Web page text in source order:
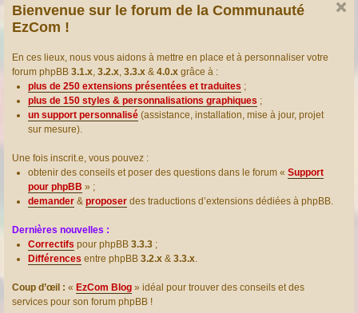
er
Bienvenue sur le forum de la Communauté
EzCom !
En ces lieux, nous vous aidons à mettre en place et à personnaliser votre
forum phpBB 3.1.x, 3.2.x, 3.3.x & 4.0.x grâce à :
plus de 250 extensions présentées et traduites ;
plus de 150 styles & personnalisations graphiques ;
un support personnalisé (assistance, installation, mise à jour, projet
sur mesure).
Une fois inscrit.e, vous pouvez :
obtenir des conseils et poser des questions dans le forum « Support
pour phpBB » ;
demander & proposer des traductions d’extensions dédiées à phpBB.
Dernières nouvelles :
Correctifs pour phpBB 3.3.3 ;
Différences entre phpBB 3.2.x & 3.3.x.
Coup d’œil : « EzCom Blog » idéal pour trouver des conseils et des
services pour son forum phpBB !